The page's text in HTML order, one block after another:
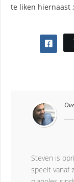
te liken hiernaast
Steven is
speelt vanaf